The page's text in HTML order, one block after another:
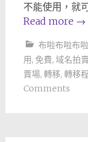
不能使用，就
Read more →
布啦布啦布啦
用, 免費, 域名拍賣
賣場, 轉移, 轉移
Comments